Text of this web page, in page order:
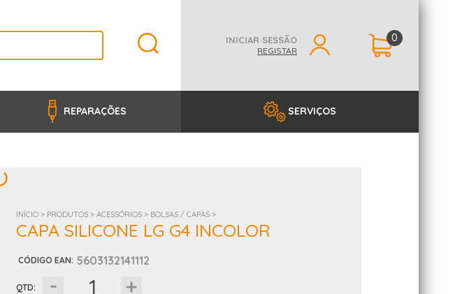
INICIAR SESSÃO
REGISTAR
0
REPARAÇÕES SERVIÇOS
INÍCIO > PRODUTOS >ACESSÓRIOS > BOLSAS / CAPAS >
CAPA SILICONE LG G4 INCOLOR
CÓDIGO EAN: 5603132141112
QTD: